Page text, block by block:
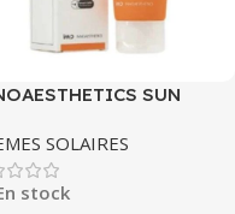
SUN
SOLAIRES
stock